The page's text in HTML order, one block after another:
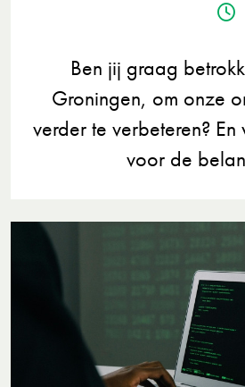
Ben jij graag
Groningen, om onze
verder te verbeteren?
voor de